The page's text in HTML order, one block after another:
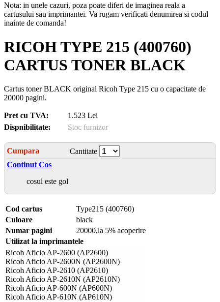
Nota: in unele cazuri, poza poate diferi de imaginea reala a
cartusului sau imprimantei. Va rugam verificati denumirea si codul
inainte de comanda!
RICOH TYPE 215 (400760)
CARTUS TONER BLACK
Cartus toner BLACK original Ricoh Type 215 cu o capacitate de
20000 pagini.
Pret cu TVA:
1.523 Lei
Dispnibilitate:
Stoc furnizor
Cumpara
Cantitate
Continut Cos
cosul este gol
Cod cartus
Type215 (400760)
Culoare
black
Numar pagini
20000,la 5% acoperire
Utilizat la imprimantele
Ricoh Aficio AP-2600 (AP2600)
Ricoh Aficio AP-2600N (AP2600N)
Ricoh Aficio AP-2610 (AP2610)
Ricoh Aficio AP-2610N (AP2610N)
Ricoh Aficio AP-600N (AP600N)
Ricoh Aficio AP-610N (AP610N)